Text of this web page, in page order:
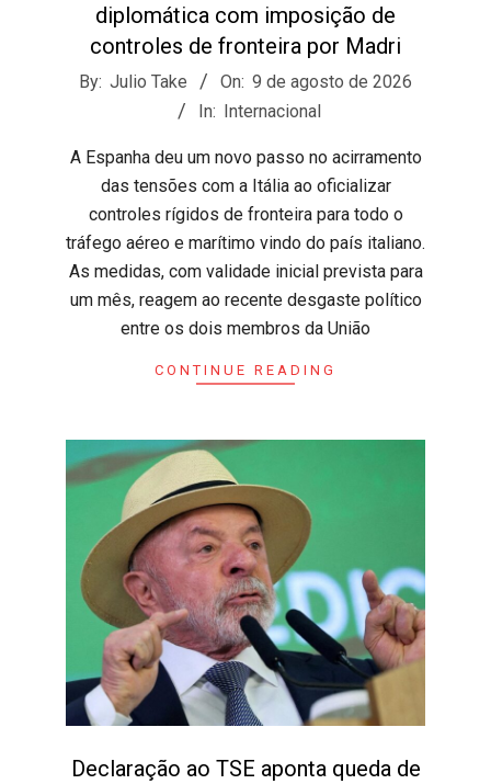
diplomática com imposição de
controles de fronteira por Madri
2026-
By: Julio Take On: 9 de agosto de 2026
In: Internacional
​A Espanha deu um novo passo no acirramento
das tensões com a Itália ao oficializar
controles rígidos de fronteira para todo o
tráfego aéreo e marítimo vindo do país italiano.
As medidas, com validade inicial prevista para
um mês, reagem ao recente desgaste político
entre os dois membros da União
CONTINUE READING
Declaração ao TSE aponta queda de